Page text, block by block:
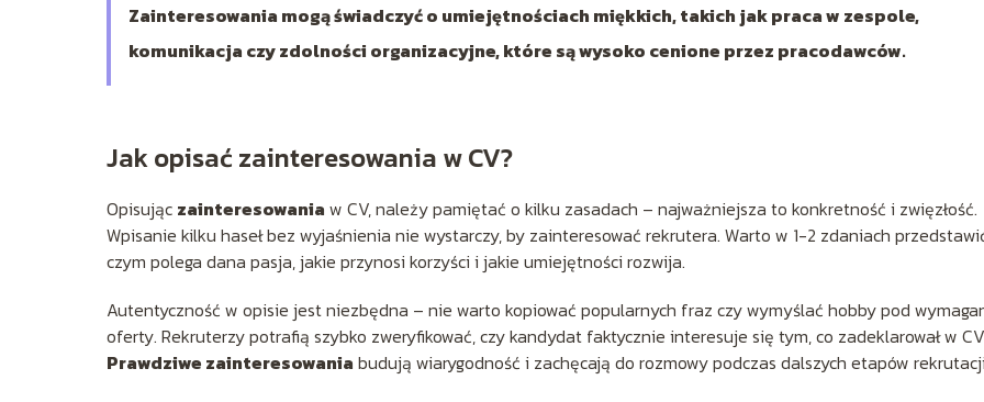
Zainteresowania mogą świadczyć o umiejętnościach miękkich, takich jak praca w zespole,
komunikacja czy zdolności organizacyjne, które są wysoko cenione przez pracodawców.
Jak opisać zainteresowania w CV?
Opisując zainteresowania w CV, należy pamiętać o kilku zasadach – najważniejsza to konkretność i zwięzłość.
Wpisanie kilku haseł bez wyjaśnienia nie wystarczy, by zainteresować rekrutera. Warto w 1-2 zdaniach
czym polega dana pasja, jakie przynosi korzyści i jakie umiejętności rozwija.
Autentyczność w opisie jest niezbędna – nie warto kopiować popularnych fraz czy wymyślać hobby pod
oferty. Rekruterzy potrafią szybko zweryfikować, czy kandydat faktycznie interesuje się tym, co zadeklarował w
Prawdziwe zainteresowania budują wiarygodność i zachęcają do rozmowy podczas dalszych etapów